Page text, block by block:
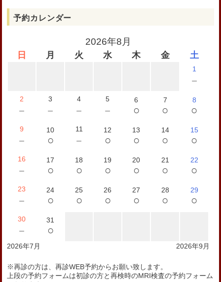
予約カレンダー
2026年8月
日 月 火 水 木 金 土
1
－
2
－
3
－
4
－
5
－
6
○
7
○
8
○
9
－
10
○
11
－
12
○
13
○
14
○
15
○
16
－
17
○
18
○
19
○
20
○
21
○
22
○
23
－
24
○
25
○
26
○
27
○
28
○
29
○
30
－
31
○
2026年7月 2026年9月
※再診の方は、再診WEB予約からお願い致します。
上段の予約フォームは初診の方と再検時のMRI検査の予約フォーム